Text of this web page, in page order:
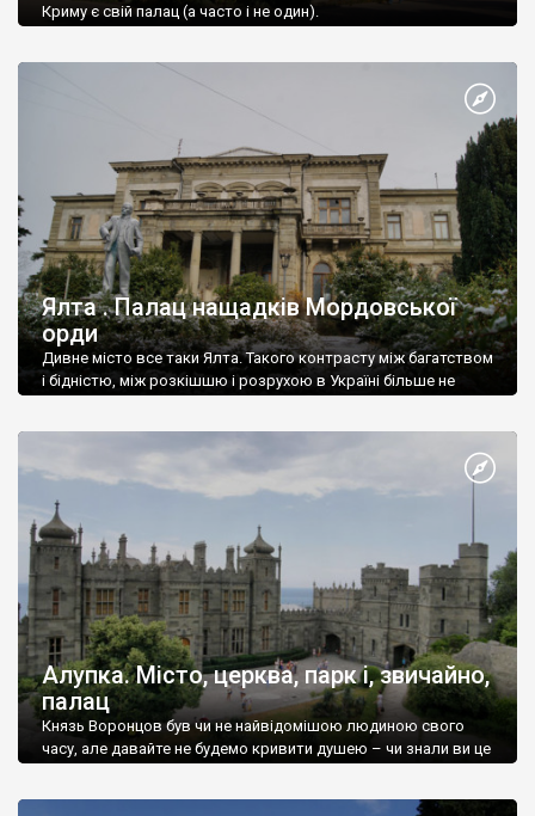
Криму є свій палац (а часто і не один).
Ялта . Палац нащадків Мордовської
орди
Дивне місто все таки Ялта. Такого контрасту між багатством
і бідністю, між розкішшю і розрухою в Україні більше не
Алупка. Місто, церква, парк і, звичайно,
палац
Князь Воронцов був чи не найвідомішою людиною свого
часу, але давайте не будемо кривити душею – чи знали ви це